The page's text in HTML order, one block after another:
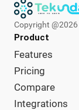
Copyright @2026
Product
Features
Pricing
Compare
Integrations